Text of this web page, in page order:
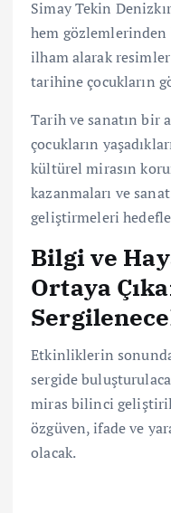
Simay Tekin
hem gözlemlerinden
ilham alarak resimler
tarihine çocukların
Tarih ve sanatın bir
çocukların
kültürel mirasın
kazanmaları ve
geliştirmeleri
Bilgi ve
Ortaya
Etkinliklerin
sergide
miras bilinci
özgüven, ifade ve
olacak.